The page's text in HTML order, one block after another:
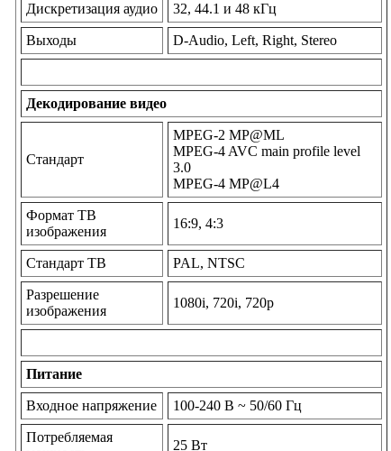
Дискретизация аудио 32, 44.1 и 48 кГц
Выходы D-Audio, Left, Right, Stereo
Декодирование видео
Стандарт
MPEG-2 MP@ML
MPEG-4 AVC main profile level
3.0
MPEG-4 MP@L4
Формат ТВ
изображения
16:9, 4:3
Стандарт ТВ PAL, NTSC
Разрешение
изображения
1080i, 720i, 720p
Питание
Входное напряжение 100-240 В ~ 50/60 Гц
Потребляемая
25 Вт